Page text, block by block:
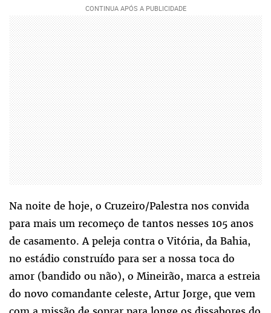
Na noite de hoje, o Cruzeiro/Palestra nos convida
para mais um recomeço de tantos nesses 105 anos
de casamento. A peleja contra o Vitória, da Bahia,
no estádio construído para ser a nossa toca do
amor (bandido ou não), o Mineirão, marca a estreia
do novo comandante celeste, Artur Jorge, que vem